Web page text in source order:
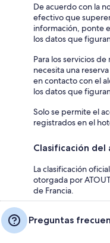
De acuerdo con la
efectivo que
información, ponte
los datos que
Para los servicios
necesita una
en contacto con el
los datos que
Solo se permite el
registrados en el
Clasificación del
La clasificación
otorgada por
de Francia.
Preguntas